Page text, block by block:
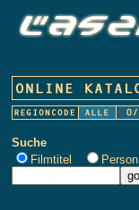
Suche
Filmtitel
Person